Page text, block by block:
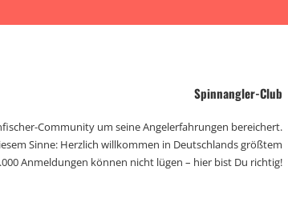
Spinnangler-Club
Community um seine Angelerfahrungen bereichert.
Sinne: Herzlich willkommen in Deutschlands größtem
Anmeldungen können nicht lügen – hier bist Du richtig!